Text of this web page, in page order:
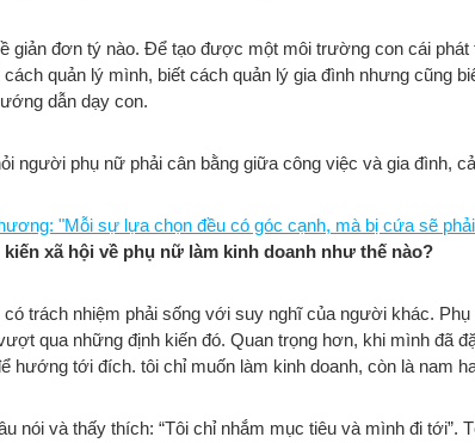
giản đơn tý nào. Để tạo được một môi trường con cái
quản lý mình, biết cách quản lý gia đình nhưng cũng
dẫn dạy con.
người phụ nữ phải cân bằng giữa công việc và gia đình,
xã hội về phụ nữ làm kinh doanh như thế nào?
trách nhiệm phải sống với suy nghĩ của người khác.
qua những định kiến đó. Quan trọng hơn, khi mình đã
hướng tới đích. tôi chỉ muốn làm kinh doanh, còn là nam
nói và thấy thích: “Tôi chỉ nhắm mục tiêu và mình đi tới”.